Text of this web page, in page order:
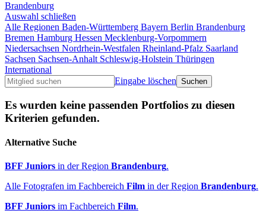
Brandenburg
Auswahl schließen
Alle Regionen Baden-Württemberg Bayern Berlin Brandenburg
Bremen Hamburg Hessen Mecklenburg-Vorpommern
Niedersachsen Nordrhein-Westfalen Rheinland-Pfalz Saarland
Sachsen Sachsen-Anhalt Schleswig-Holstein Thüringen
International
Eingabe löschen
Es wurden keine passenden Portfolios zu diesen
Kriterien gefunden.
Alternative Suche
BFF Juniors in der Region Brandenburg.
Alle Fotografen im Fachbereich Film in der Region Brandenburg.
BFF Juniors im Fachbereich Film.